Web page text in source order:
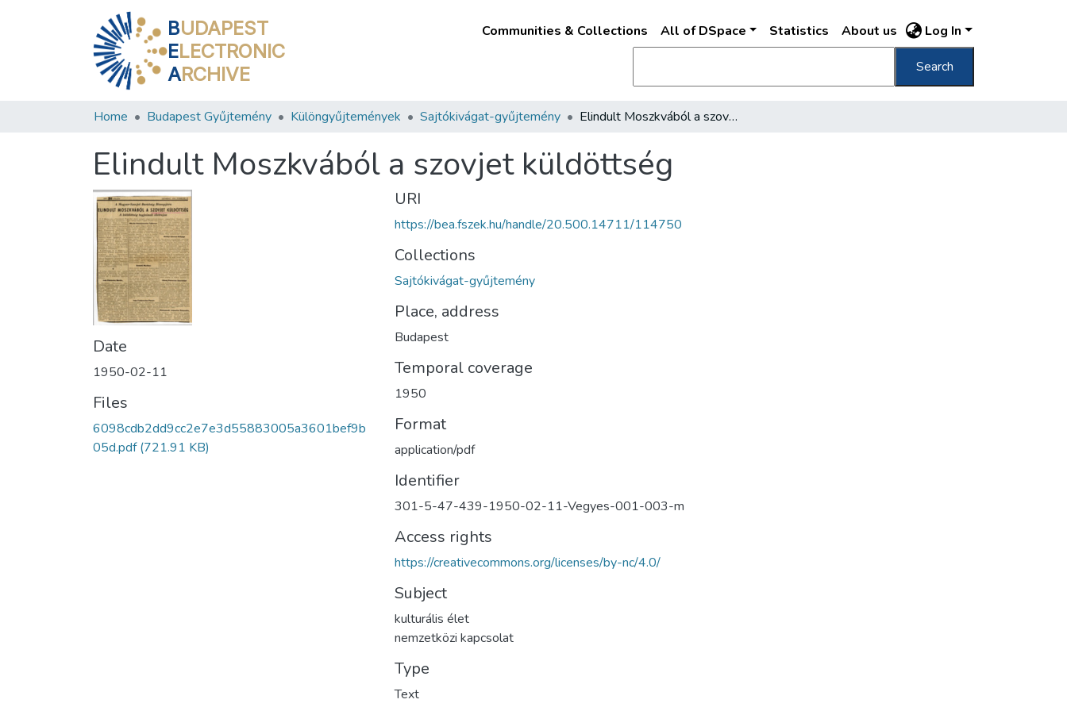
BUDAPEST
ELECTRONIC
ARCHIVE
Communities & Collections All of DSpace Statistics About us Log In
Search
Home Budapest Gyűjtemény Különgyűjtemények Sajtókivágat-gyűjtemény Elindult Moszkvából a szovjet küldöttség
Elindult Moszkvából a szovjet küldöttség
Date
1950-02-11
Files
6098cdb2dd9cc2e7e3d55883005a3601bef9b
05d.pdf(721.91 KB)
URI
https://bea.fszek.hu/handle/20.500.14711/114750
Collections
Sajtókivágat-gyűjtemény
Place, address
Budapest
Temporal coverage
1950
Format
application/pdf
Identifier
301-5-47-439-1950-02-11-Vegyes-001-003-m
Access rights
https://creativecommons.org/licenses/by-nc/4.0/
Subject
kulturális élet
nemzetközi kapcsolat
Type
Text